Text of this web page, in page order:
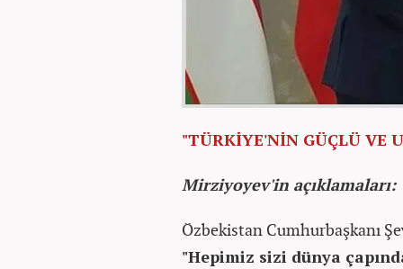
"TÜRKİYE'NİN GÜÇLÜ VE
Mirziyoyev'in açıklamaları:
Özbekistan Cumhurbaşkanı
"Hepimiz sizi dünya